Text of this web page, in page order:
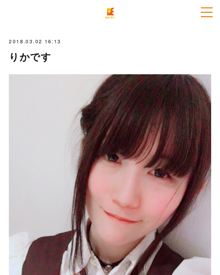
2018.03.02 16:13
りかです